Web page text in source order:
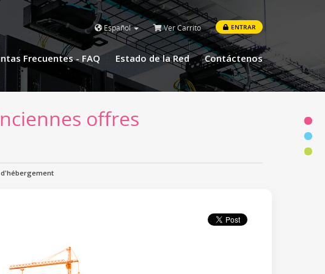
Español Ver Carrito ENTRAR
Frecuentes - FAQ Estado de la Red Contáctenos
offres